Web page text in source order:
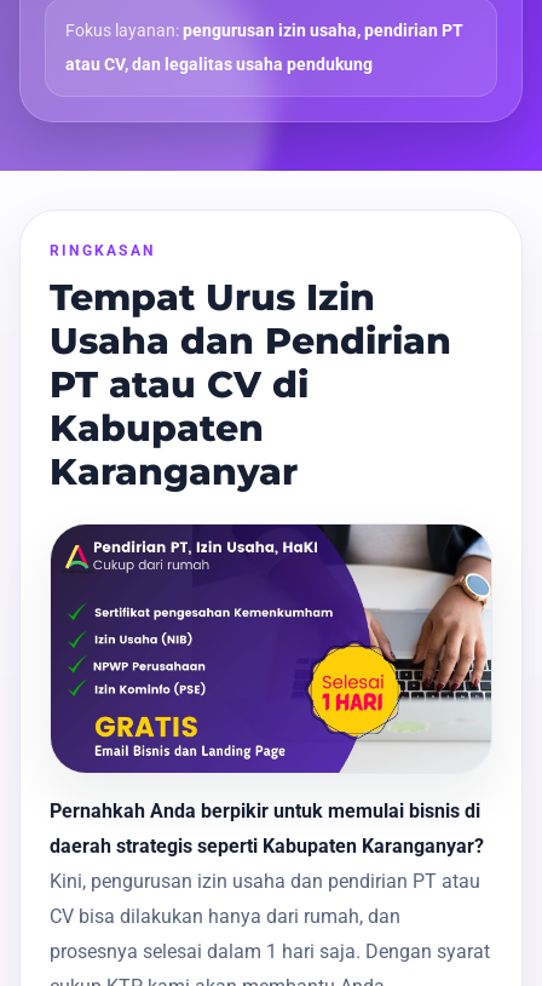
Fokus layanan:pengurusan izin usaha, pendirian PT
atau CV, dan legalitas usaha pendukung
RINGKASAN
Tempat Urus Izin
Usaha dan Pendirian
PT atau CV di
Kabupaten
Karanganyar
Pernahkah Anda berpikir untuk memulai bisnis di
daerah strategis seperti Kabupaten Karanganyar?
Kini, pengurusan izin usaha dan pendirian PT atau
CV bisa dilakukan hanya dari rumah, dan
prosesnya selesai dalam 1 hari saja. Dengan syarat